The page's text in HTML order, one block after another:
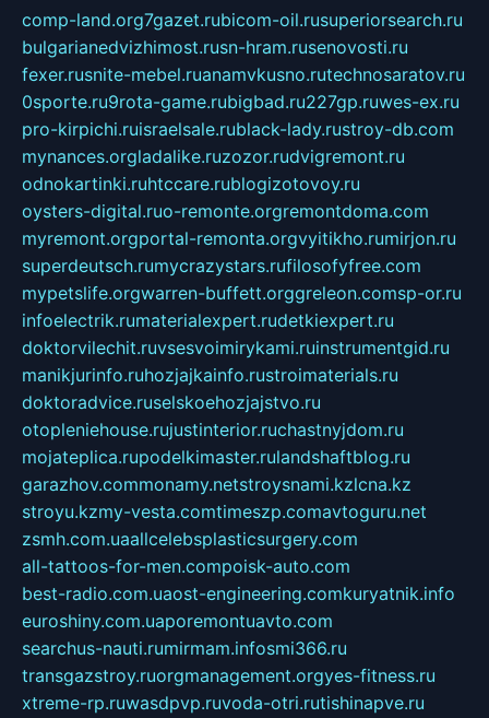
comp-land.org7gazet.rubicom-oil.rusuperiorsearch.ru
bulgarianedvizhimost.rusn-hram.rusenovosti.ru
fexer.rusnite-mebel.ruanamvkusno.rutechnosaratov.ru
0sporte.ru9rota-game.rubigbad.ru227gp.ruwes-ex.ru
pro-kirpichi.ruisraelsale.rublack-lady.rustroy-db.com
mynances.orgladalike.ruzozor.rudvigremont.ru
odnokartinki.ruhtccare.rublogizotovoy.ru
oysters-digital.ruo-remonte.orgremontdoma.com
myremont.orgportal-remonta.orgvyitikho.rumirjon.ru
superdeutsch.rumycrazystars.rufilosofyfree.com
mypetslife.orgwarren-buffett.orggreleon.comsp-or.ru
infoelectrik.rumaterialexpert.rudetkiexpert.ru
doktorvilechit.ruvsesvoimirykami.ruinstrumentgid.ru
manikjurinfo.ruhozjajkainfo.rustroimaterials.ru
doktoradvice.ruselskoehozjajstvo.ru
otopleniehouse.rujustinterior.ruchastnyjdom.ru
mojateplica.rupodelkimaster.rulandshaftblog.ru
garazhov.commonamy.netstroysnami.kzlcna.kz
stroyu.kzmy-vesta.comtimeszp.comavtoguru.net
zsmh.com.uaallcelebsplasticsurgery.com
all-tattoos-for-men.compoisk-auto.com
best-radio.com.uaost-engineering.comkuryatnik.info
euroshiny.com.uaporemontuavto.com
searchus-nauti.rumirmam.infosmi366.ru
transgazstroy.ruorgmanagement.orgyes-fitness.ru
xtreme-rp.ruwasdpvp.ruvoda-otri.rutishinapve.ru